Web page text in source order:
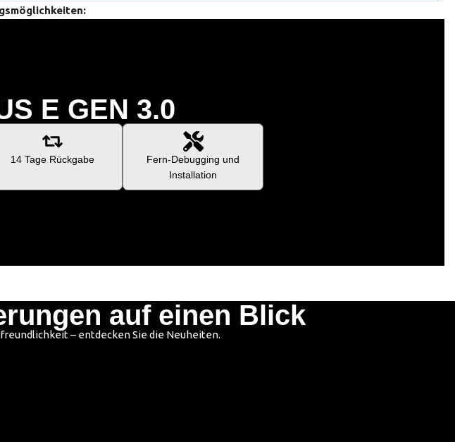
E GEN 3.0
14 Tage Rückgabe
Fern-Debugging und
Installation
auf einen Blick
– entdecken Sie die Neuheiten.